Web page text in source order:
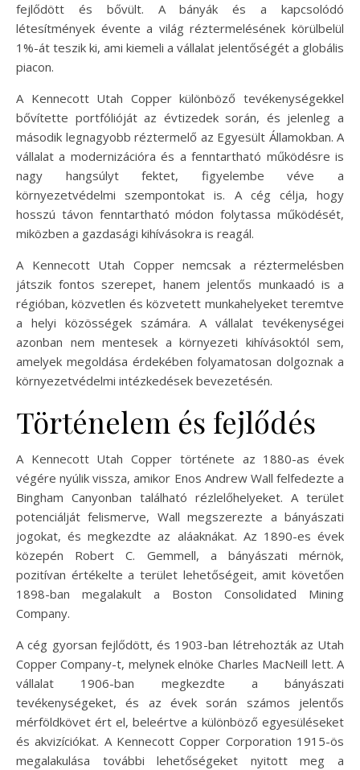
fejlődött és bővült. A bányák és a kapcsolódó
létesítmények évente a világ réztermelésének körülbelül
1%-át teszik ki, ami kiemeli a vállalat jelentőségét a globális
piacon.
A Kennecott Utah Copper különböző tevékenységekkel
bővítette portfólióját az évtizedek során, és jelenleg a
második legnagyobb réztermelő az Egyesült Államokban. A
vállalat a modernizációra és a fenntartható működésre is
nagy hangsúlyt fektet, figyelembe véve a
környezetvédelmi szempontokat is. A cég célja, hogy
hosszú távon fenntartható módon folytassa működését,
miközben a gazdasági kihívásokra is reagál.
A Kennecott Utah Copper nemcsak a réztermelésben
játszik fontos szerepet, hanem jelentős munkaadó is a
régióban, közvetlen és közvetett munkahelyeket teremtve
a helyi közösségek számára. A vállalat tevékenységei
azonban nem mentesek a környezeti kihívásoktól sem,
amelyek megoldása érdekében folyamatosan dolgoznak a
környezetvédelmi intézkedések bevezetésén.
Történelem és fejlődés
A Kennecott Utah Copper története az 1880-as évek
végére nyúlik vissza, amikor Enos Andrew Wall felfedezte a
Bingham Canyonban található rézlelőhelyeket. A terület
potenciálját felismerve, Wall megszerezte a bányászati
jogokat, és megkezdte az aláaknákat. Az 1890-es évek
közepén Robert C. Gemmell, a bányászati mérnök,
pozitívan értékelte a terület lehetőségeit, amit követően
1898-ban megalakult a Boston Consolidated Mining
Company.
A cég gyorsan fejlődött, és 1903-ban létrehozták az Utah
Copper Company-t, melynek elnöke Charles MacNeill lett. A
vállalat 1906-ban megkezdte a bányászati
tevékenységeket, és az évek során számos jelentős
mérföldkövet ért el, beleértve a különböző egyesüléseket
és akvizíciókat. A Kennecott Copper Corporation 1915-ös
megalakulása további lehetőségeket nyitott meg a